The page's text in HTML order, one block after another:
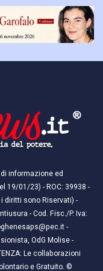
informazione ed
19/01/23) - ROC: 39938 -
diritti sono Riservati) -
- Cod. Fisc./P. Iva:
-
OdG Molise -
Le collaborazioni
e Gratuito. ©